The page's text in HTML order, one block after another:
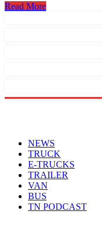
Read More
NEWS
TRUCK
E-TRUCKS
TRAILER
VAN
BUS
TN PODCAST